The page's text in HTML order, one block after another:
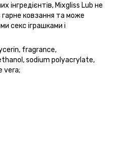
інгредієнтів, Mixgliss Lub не
гарне ковзання та може
секс іграшками і
fragrance,
sodium polyacrylate,
vera;